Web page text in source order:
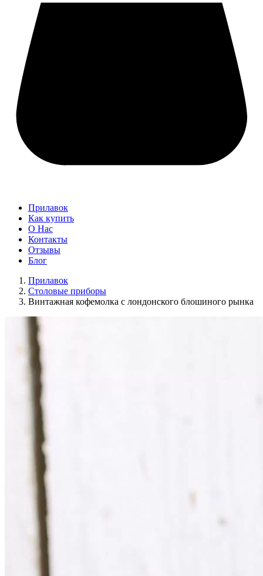
Прилавок
Как купить
О Нас
Контакты
Отзывы
Блог
Прилавок
Столовые приборы
Винтажная кофемолка с лондонского блошиного рынка